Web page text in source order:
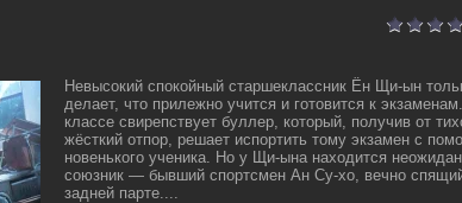
Невысокий спокойный старшеклассник Ён Щи-ын
делает, что прилежно учится и готовится к
классе свирепствует буллер, который, получив от
жёсткий отпор, решает испортить тому экзамен с
новенького ученика. Но у Щи-ына находится
союзник — бывший спортсмен Ан Су-хо, вечно
задней парте....